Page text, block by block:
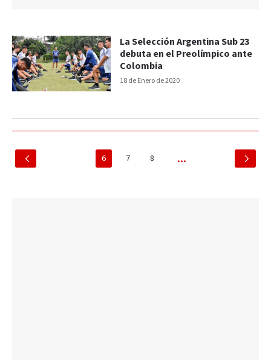
18 de Enero de 2020
La Selección Argentina Sub 23
debuta en el Preolímpico ante
Colombia
6 7 8